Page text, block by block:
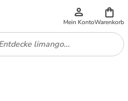
Mein KontoWarenkorb